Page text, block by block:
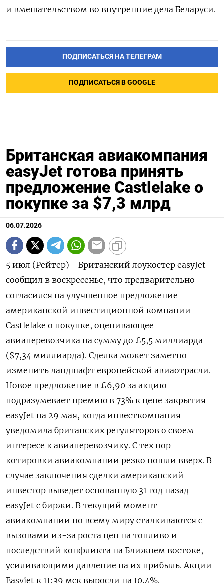
и вмешательством во внутренние дела Беларуси.
ПОДПИСАТЬСЯ НА ТЕЛЕГРАМ
ПОДПИСАТЬСЯ В GOOGLE
Британская авиакомпания
easyJet готова принять
предложение Castlelake о
покупке за $7,3 млрд
06.07.2026
5 июл (Рейтер) - Британский лоукостер easyJet
сообщил в воскресенье, что предварительно
согласился на улучшенное ‌предложение
американской инвестиционной компании
Castlelake о покупке, оценивающее
авиаперевозчика на сумму до £5,5 миллиарда
($7,34 ​миллиарда). ​Сделка ​может заметно
изменить ландшафт ⁠европейской авиаотрасли.
Новое предложение ‌в £6,90 за акцию
‌подразумевает премию в 73% к цене закрытия ​
easyJet на 29 мая, ‌когда инвесткомпания
уведомила британских регуляторов ​о своем
интересе к авиаперевозчику. ‌С тех пор
котировки авиакомпании резко пошли вверх. В
случае заключения сделки ​американский ​
инвестор выведет основанную ‌31 год назад
easyJet с ​биржи. В текущий момент
авиакомпании по всему миру сталкиваются с
вызовами из-за роста цен на топливо и
последствий конфликта на Ближнем востоке,
усиливающими давление ​на ⁠их прибыль. Акции
Easyjet к 11:39 мск выросли ‌на 10,4%.